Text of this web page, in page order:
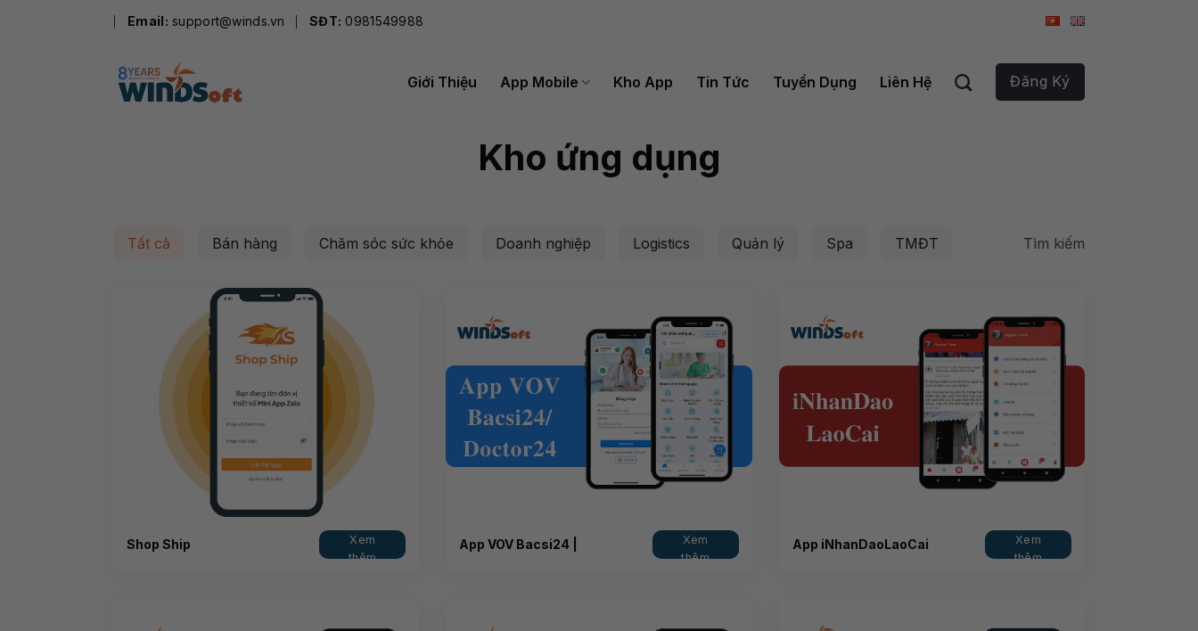
SĐT: 0981549988
Email: support@winds.vn
Giới Thiệu App Mobile Kho App Tin Tức Tuyển Dụng Liên Hệ Đăng Ký
Kho ứng dụng
Tất cả Bán hàng Chăm sóc sức khỏe Doanh nghiệp Logistics Quản lý Spa TMĐT Tìm kiếm
Shop Ship
Xem
thêm
App VOV Bacsi24 |
Xem
thêm
App iNhanDaoLaoCai
Xem
thêm